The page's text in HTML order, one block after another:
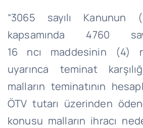
“3065 sayılı Kanunun
kapsamında 4760
16 ncı maddesinin (4)
uyarınca teminat
malların teminatının
ÖTV tutarı üzerinden
konusu malların ihracı